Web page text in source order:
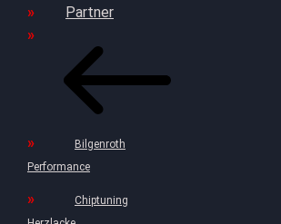
Partner
Bilgenroth
Performance
Chiptuning